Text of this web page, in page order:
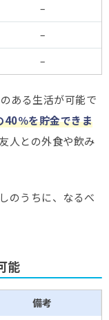
–
–
–
ある生活が可能で
40％を貯金できま
人との外食や飲み
のうちに、なるべ
能
備考